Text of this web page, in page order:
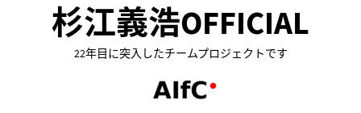
杉江義浩OFFICIAL
22年目に突入したチームプロジェクトです